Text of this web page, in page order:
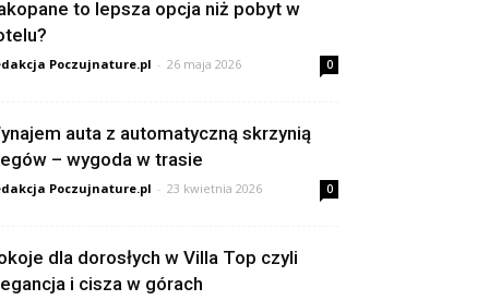
to lepsza opcja niż pobyt w
Poczujnature.pl - 26 maja 2026 0
auta z automatyczną skrzynią
– wygoda w trasie
Poczujnature.pl - 23 kwietnia 2026 0
dla dorosłych w Villa Top czyli
i cisza w górach